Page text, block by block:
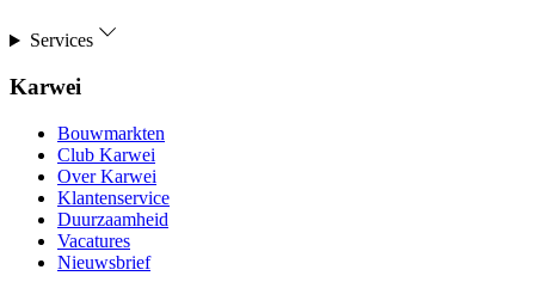
Services
Karwei
Bouwmarkten
Club Karwei
Over Karwei
Klantenservice
Duurzaamheid
Vacatures
Nieuwsbrief